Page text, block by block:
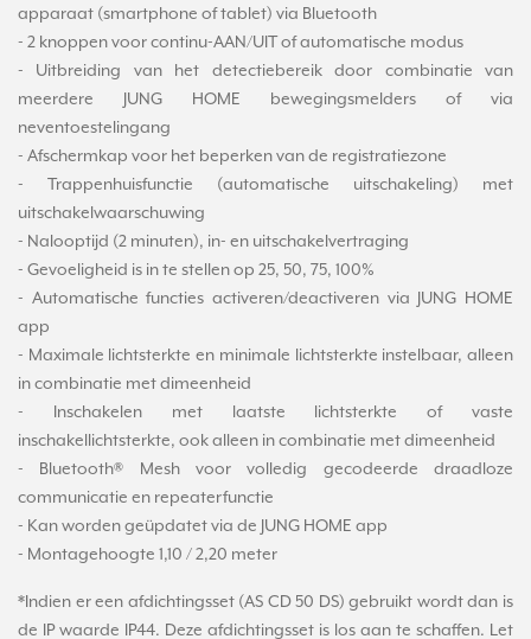
apparaat (smartphone of tablet) via Bluetooth
- 2 knoppen voor continu-AAN/UIT of automatische modus
- Uitbreiding van het detectiebereik door combinatie van
meerdere JUNG HOME bewegingsmelders of via
neventoestelingang
- Afschermkap voor het beperken van de registratiezone
- Trappenhuisfunctie (automatische uitschakeling) met
uitschakelwaarschuwing
- Nalooptijd (2 minuten), in- en uitschakelvertraging
- Gevoeligheid is in te stellen op 25, 50, 75, 100%
- Automatische functies activeren/deactiveren via JUNG HOME
app
- Maximale lichtsterkte en minimale lichtsterkte instelbaar, alleen
in combinatie met dimeenheid
- Inschakelen met laatste lichtsterkte of vaste
inschakellichtsterkte, ook alleen in combinatie met dimeenheid
- Bluetooth® Mesh voor volledig gecodeerde draadloze
communicatie en repeaterfunctie
- Kan worden geüpdatet via de JUNG HOME app
- Montagehoogte 1,10 / 2,20 meter
*Indien er een afdichtingsset (AS CD 50 DS) gebruikt wordt dan is
de IP waarde IP44. Deze afdichtingsset is los aan te schaffen. Let